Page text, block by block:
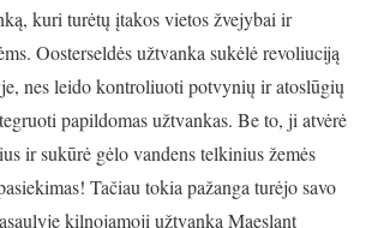
kuri turėtų įtakos vietos žvejybai ir
Oosterseldės užtvanka sukėlė revoliuciją
nes leido kontroliuoti potvynių ir atoslūgių
papildomas užtvankas. Be to, ji atvėrė
ir sukūrė gėlo vandens telkinius žemės
Tačiau tokia pažanga turėjo savo
kilnojamoji užtvanka Maeslant